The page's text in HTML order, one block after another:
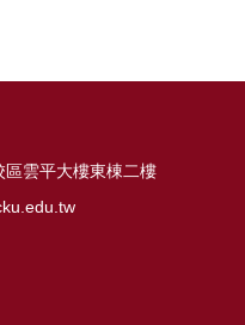
雲平大樓東棟二樓